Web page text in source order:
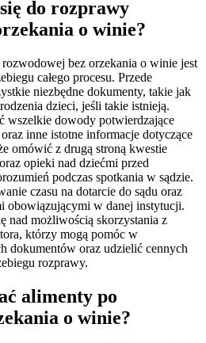
do rozprawy
o winie?
bez orzekania o winie jest
całego procesu. Przede
niezbędne dokumenty, takie jak
dzieci, jeśli takie istnieją.
wszelkie dowody potwierdzające
inne istotne informacje dotyczące
omówić z drugą stroną kwestie
opieki nad dziećmi przed
podczas spotkania w sądzie.
czasu na dotarcie do sądu oraz
obowiązującymi w danej instytucji.
nad możliwością skorzystania z
którzy mogą pomóc w
dokumentów oraz udzielić cennych
rozprawy.
alimenty po
o winie?